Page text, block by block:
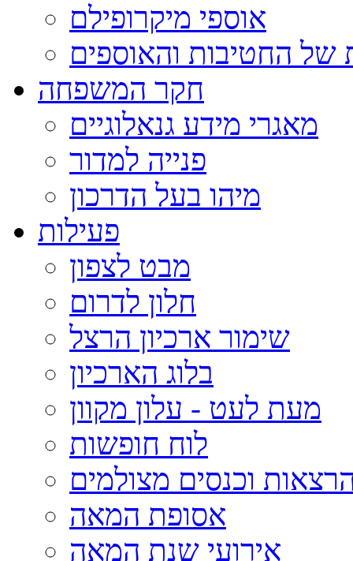
אוספי מיקרופילם
של החטיבות והאוספים
חקר המשפחה
מאגרי מידע גנאלוגיים
פנייה למדור
מיהו בעל הדרכון
פעילות
מבט לצפון
חלון לדרום
שימור ארכיון הרצל
בלוג הארכיון
מעת לעט - עלון מקוון
לוח חופשות
וכנסים מצולמים
אסופת המאה
אירועי שנת המאה